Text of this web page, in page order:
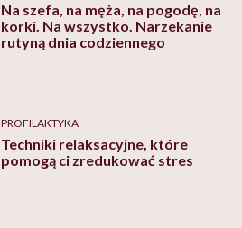
Na szefa, na męża, na pogodę, na
korki. Na wszystko. Narzekanie
rutyną dnia codziennego
PROFILAKTYKA
Techniki relaksacyjne, które
pomogą ci zredukować stres